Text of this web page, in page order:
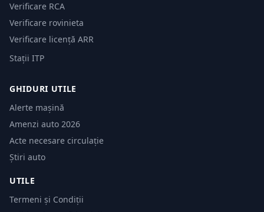
Verificare RCA
Verificare rovinieta
Verificare licență ARR
Stații ITP
GHIDURI UTILE
Alerte mașină
Amenzi auto 2026
Acte necesare circulație
Știri auto
UTILE
Termeni și Condiții